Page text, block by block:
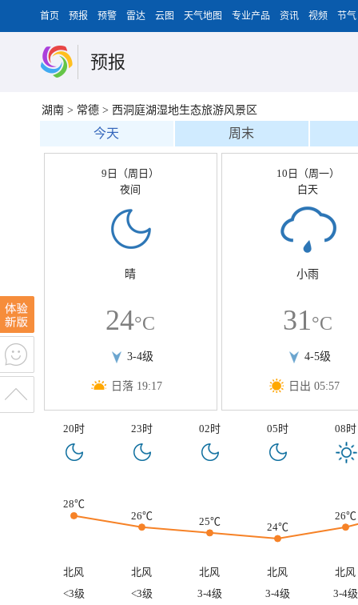
首页 预报 预警 雷达 云图 天气地图 专业产品 资讯 视频 节气
预报
湖南 > 常德 > 西洞庭湖湿地生态旅游风景区
今天 周末
9日（周日）
夜间
晴
24°C
3-4级
日落 19:17
10日（周一）
白天
小雨
31°C
4-5级
日出 05:57
20时 23时 02时 05时 08时
28℃
26℃
25℃ 24℃
26℃
北风 北风 北风 北风
北风
<3级
<3级 3-4级 3-4级 3-4级